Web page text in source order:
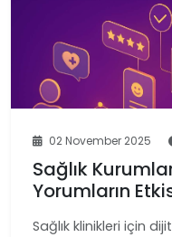
02 November 2025
Sağlık
Yorumların
Sağlık klinikleri için